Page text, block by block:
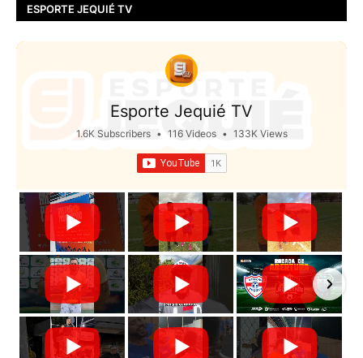
ESPORTE JEQUIÉ TV
Esporte Jequié TV
1.6K Subscribers • 116 Videos • 133K Views